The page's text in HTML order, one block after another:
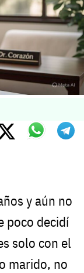
y aún no
poco decidí
solo con el
marido, no